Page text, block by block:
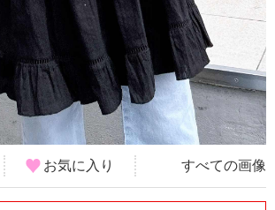
お気に入り すべての画像